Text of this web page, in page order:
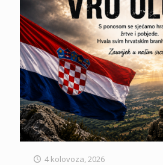
4 kolovoza, 2026